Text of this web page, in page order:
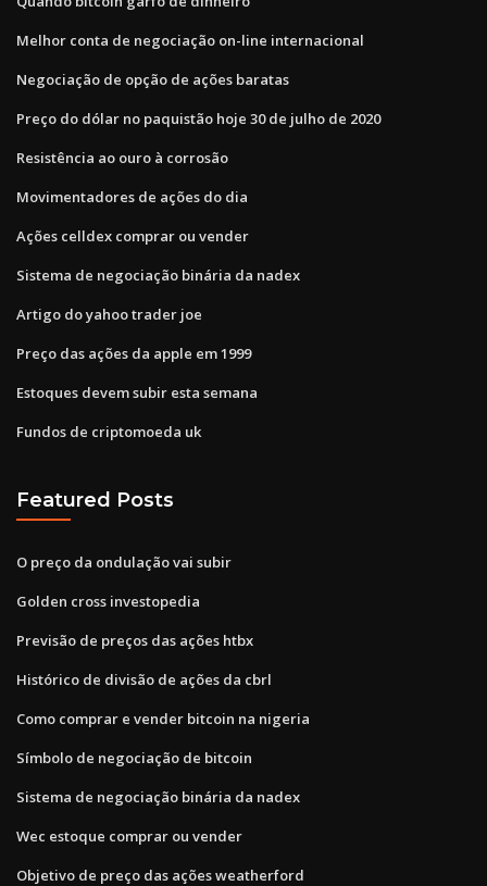
Melhor conta de negociação on-line internacional
Negociação de opção de ações baratas
Preço do dólar no paquistão hoje 30 de julho de 2020
Resistência ao ouro à corrosão
Movimentadores de ações do dia
Ações celldex comprar ou vender
Sistema de negociação binária da nadex
Artigo do yahoo trader joe
Preço das ações da apple em 1999
Estoques devem subir esta semana
Fundos de criptomoeda uk
Featured Posts
O preço da ondulação vai subir
Golden cross investopedia
Previsão de preços das ações htbx
Histórico de divisão de ações da cbrl
Como comprar e vender bitcoin na nigeria
Símbolo de negociação de bitcoin
Sistema de negociação binária da nadex
Wec estoque comprar ou vender
Objetivo de preço das ações weatherford